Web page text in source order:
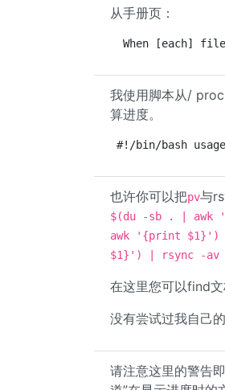
从手册页：
When [each]
我使用脚本从/
算进度。
#!/bin/bash
也许你可以把pv与
$(du -sb . | awk
awk '{print $1}')
$1}') | rsync -av
在这里您可以find文
没有尝试过我自己的
请注意这里的警告